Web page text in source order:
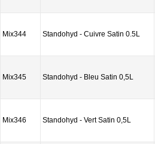
Mix344 Standohyd - Cuivre Satin 0.5L
Mix345 Standohyd - Bleu Satin 0,5L
Mix346 Standohyd - Vert Satin 0,5L